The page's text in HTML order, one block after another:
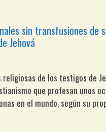
sin transfusiones de
Jehová
religiosas de los testigos de
que profesan unos
en el mundo, según su